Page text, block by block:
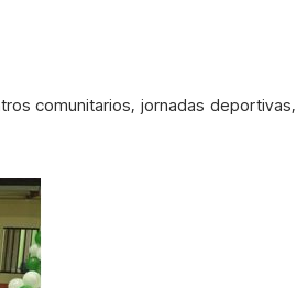
comunitarios, jornadas deportivas,